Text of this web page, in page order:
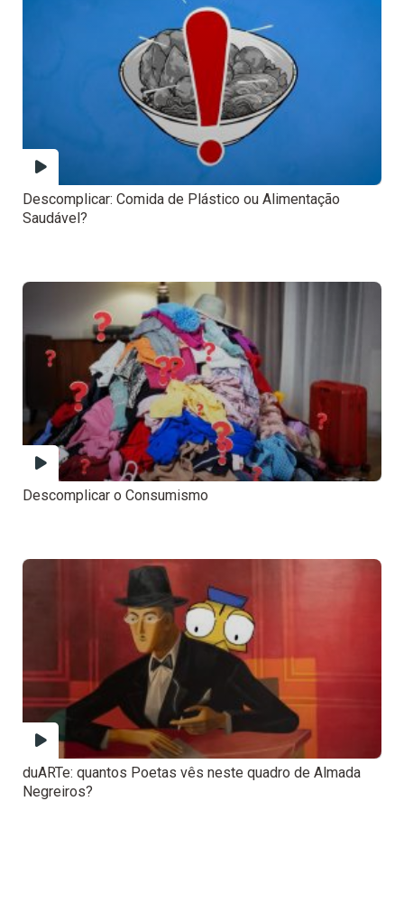
Descomplicar: Comida de Plástico ou Alimentação
Saudável?
Descomplicar o Consumismo
duARTe: quantos Poetas vês neste quadro de Almada
Negreiros?